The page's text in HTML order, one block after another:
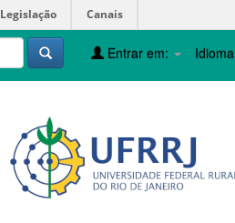
Legislação Canais
Idioma
Entrar em: